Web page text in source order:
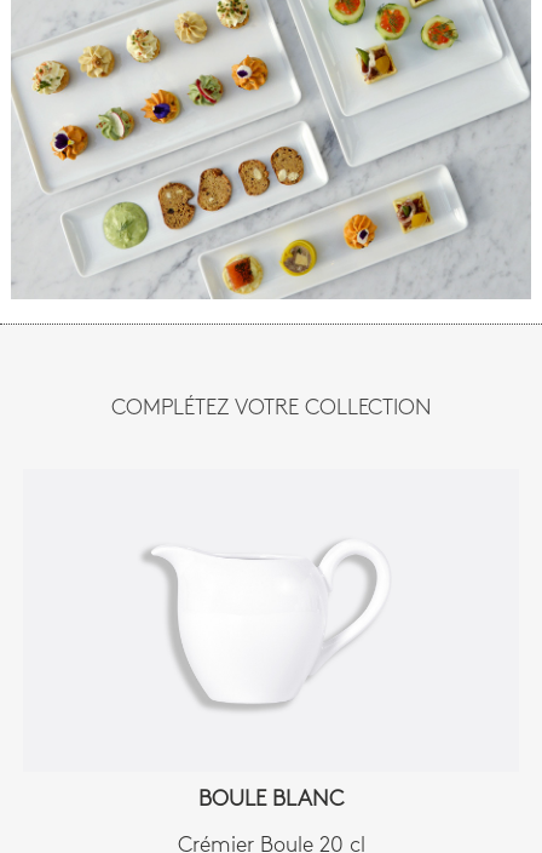
COMPLÉTEZ VOTRE COLLECTION
BOULE BLANC
Crémier Boule 20 cl